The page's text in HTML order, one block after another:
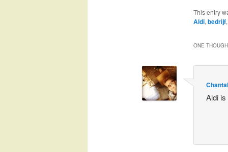
This entry
Aldi,bedrijf
ONE
Aldi